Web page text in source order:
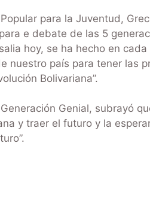
para la Juventud,
e debate de las 5
hoy, se ha hecho en
nuestro país para tener las
Bolivariana”.
Genial, subrayó
y traer el futuro y la